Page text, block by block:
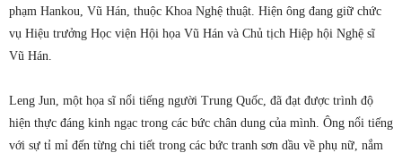
phạm Hankou, Vũ Hán, thuộc Khoa Nghệ thuật. Hiện ông đang giữ chức
vụ Hiệu trưởng Học viện Hội họa Vũ Hán và Chủ tịch Hiệp hội Nghệ sĩ
Vũ Hán.
Leng Jun, một họa sĩ nổi tiếng người Trung Quốc, đã đạt được trình độ
hiện thực đáng kinh ngạc trong các bức chân dung của mình. Ông nổi tiếng
với sự tỉ mỉ đến từng chi tiết trong các bức tranh sơn dầu về phụ nữ, nắm